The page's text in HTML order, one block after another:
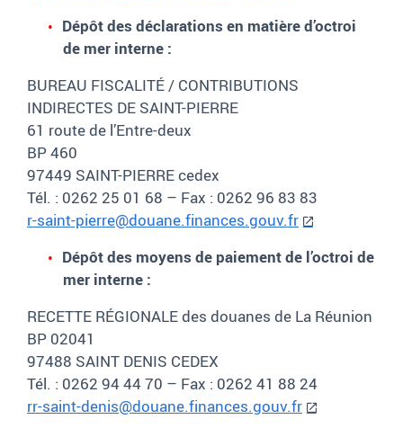
Dépôt des déclarations en matière d’octroi
de mer interne :
BUREAU FISCALITÉ / CONTRIBUTIONS
INDIRECTES DE SAINT-PIERRE
61 route de l’Entre-deux
BP 460
97449 SAINT-PIERRE cedex
Tél. : 0262 25 01 68 – Fax : 0262 96 83 83
r-saint-pierre@douane.finances.gouv.fr
Dépôt des moyens de paiement de l’octroi de
mer interne :
RECETTE RÉGIONALE des douanes de La Réunion
BP 02041
97488 SAINT DENIS CEDEX
Tél. : 0262 94 44 70 – Fax : 0262 41 88 24
rr-saint-denis@douane.finances.gouv.fr